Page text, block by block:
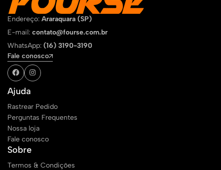
Endereço: Araraquara (SP)
E-mail: contato@fourse.com.br
WhatsApp: (16) 3190-3190
Fale conosco
Ajuda
Rastrear Pedido
Perguntas Frequentes
Nossa loja
Fale conosco
Sobre
Termos & Condições